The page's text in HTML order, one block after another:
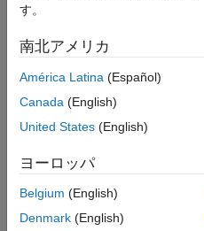
す。
南北アメリカ
América Latina (Español)
Canada (English)
United States (English)
ヨーロッパ
Belgium (English)
Denmark (English)
トラストセンター
違法コピー防止
アプリケー